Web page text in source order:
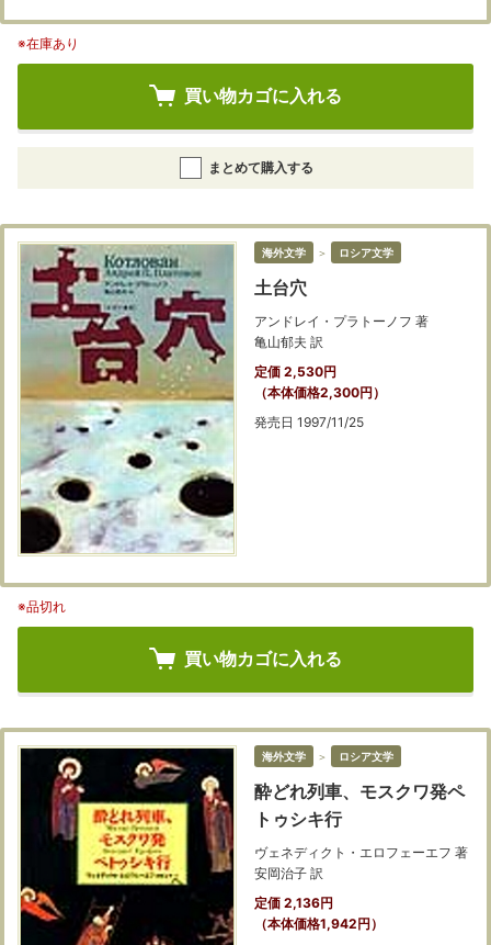
※在庫あり
買い物カゴに入れる
まとめて購入する
海外文学 ＞ ロシア文学
土台穴
アンドレイ・プラトーノフ 著
亀山郁夫 訳
定価 2,530円
（本体価格2,300円）
発売日 1997/11/25
※品切れ
買い物カゴに入れる
海外文学 ＞ ロシア文学
酔どれ列車、モスクワ発ペ
トゥシキ行
ヴェネディクト・エロフェーエフ 著
安岡治子 訳
定価 2,136円
（本体価格1,942円）